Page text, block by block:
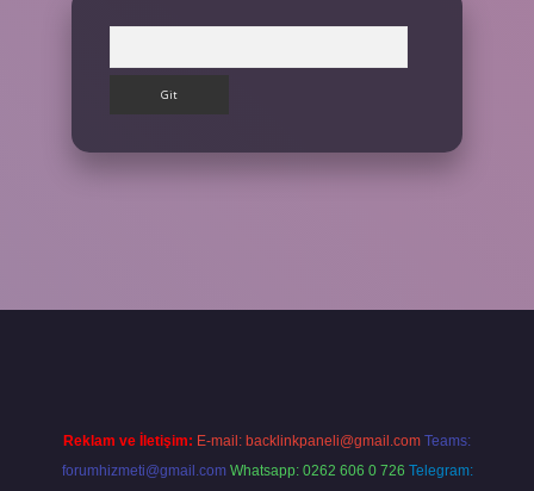
Reklam ve İletişim: E-mail: backlinkpaneli@gmail.com Teams:
forumhizmeti@gmail.com Whatsapp: 0262 606 0 726 Telegram: